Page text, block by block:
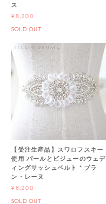
ス
¥8,200
SOLD OUT
【受注生産品】スワロフスキー
使用 パールとビジューのウェデ
ィングサッシュベルト * ブラ
ン・レーヌ
¥8,200
SOLD OUT